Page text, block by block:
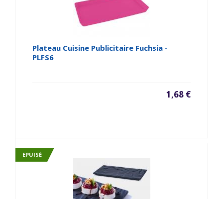
Plateau Cuisine Publicitaire Fuchsia -
PLFS6
1,68 €
EPUISÉ